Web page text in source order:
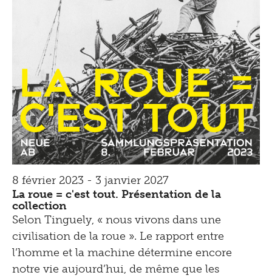
8 février 2023 - 3 janvier 2027
La roue = c'est tout. Présentation de la
collection
Selon Tinguely, « nous vivons dans une
civilisation de la roue ». Le rapport entre
l’homme et la machine détermine encore
notre vie aujourd’hui, de même que les